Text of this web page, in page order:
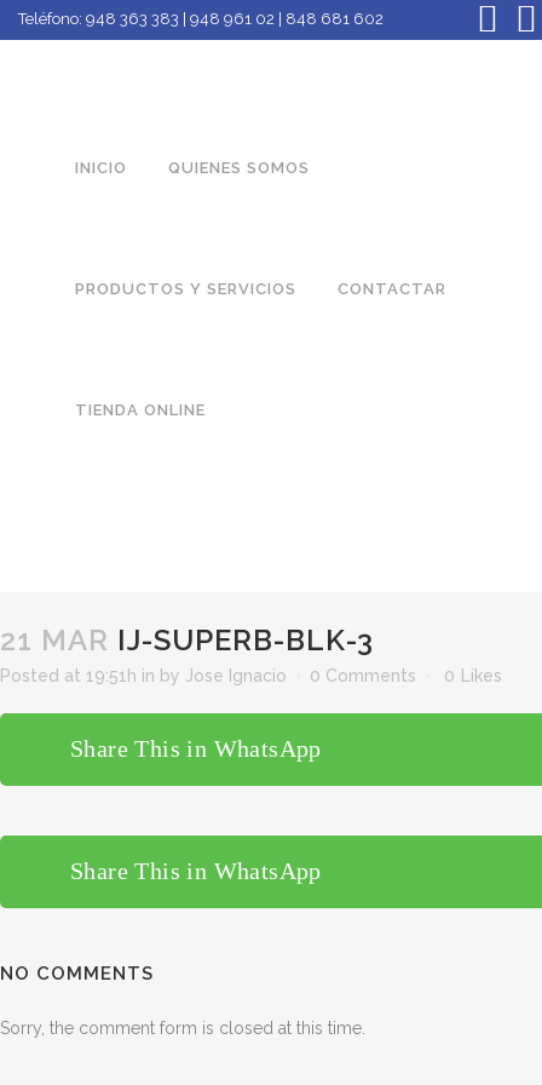
Teléfono: 948 363 383 | 948 961 02 | 848 681 602
INICIO QUIENES SOMOS
PRODUCTOS Y SERVICIOS CONTACTAR
TIENDA ONLINE
21 MAR IJ-SUPERB-BLK-3
Posted at 19:51h in by Jose Ignacio 0 Comments 0 Likes
Share This in WhatsApp
Share This in WhatsApp
NO COMMENTS
Sorry, the comment form is closed at this time.